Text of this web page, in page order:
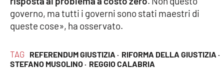
Leggendo Alvaro insieme
Imprese Di Calabria
Le perfidie di Antonella Grippo
TAG REFERENDUM GIUSTIZIA · RIFORMA DELLA GIUSTIZIA ·
STEFANO MUSOLINO · REGGIO CALABRIA
governo, ma tutti i governi sono stati maestri di
queste cose», ha osservato.